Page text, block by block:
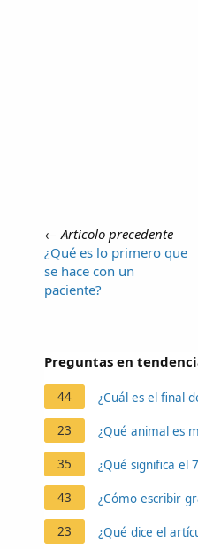
← Articolo precedente
¿Qué es lo primero que
se hace con un
paciente?
Preguntas en
44 ¿Cuál es el final
23 ¿Qué animal es
35 ¿Qué significa el
43 ¿Cómo escribir
23 ¿Qué dice el